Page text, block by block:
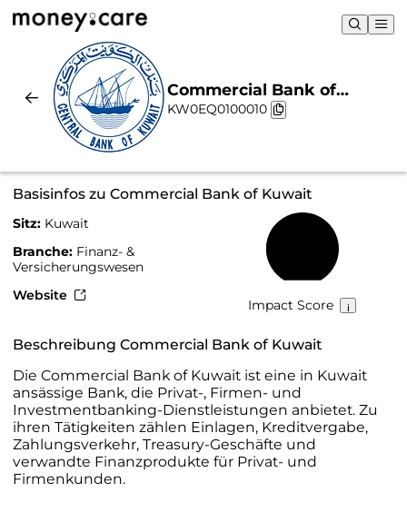
Commercial Bank of
Kuwait | Nachhaltigkeit &
KW0EQ0100010
Basisinfos zu Commercial Bank of Kuwait
Sitz: Kuwait
Branche: Finanz- &
Versicherungswesen
Website
Impact Score
Beschreibung Commercial Bank of Kuwait
Die Commercial Bank of Kuwait ist eine in Kuwait
ansässige Bank, die Privat-, Firmen- und
Investmentbanking-Dienstleistungen anbietet. Zu
ihren Tätigkeiten zählen Einlagen, Kreditvergabe,
Zahlungsverkehr, Treasury-Geschäfte und
verwandte Finanzprodukte für Privat- und
Firmenkunden.